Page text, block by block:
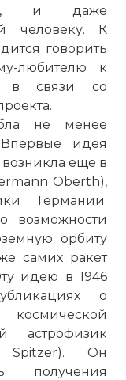
и даже
человеку. К
говорить
любителю к
в связи со
не менее
идея
еще в
Oberth),
Германии.
возможности
орбиту
самих ракет
идею в 1946
о
астрофизик
Spitzer). Он
получения